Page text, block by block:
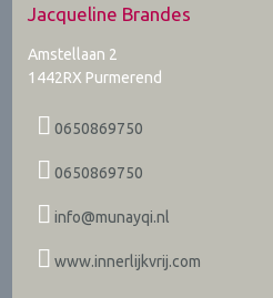
Jacqueline Brandes
Amstellaan 2
1442RX Purmerend
0650869750
0650869750
info@munayqi.nl
www.innerlijkvrij.com